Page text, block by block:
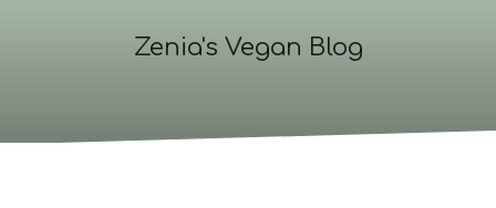
Zenia's Vegan Blog